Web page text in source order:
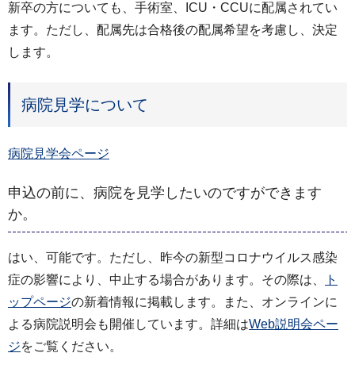
新卒の方についても、手術室、ICU・CCUに配属されてい
ます。ただし、配属先は合格後の配属希望を考慮し、決定
します。
病院見学について
病院見学会ページ
申込の前に、病院を見学したいのですができます
か。
はい、可能です。ただし、昨今の新型コロナウイルス感染
症の影響により、中止する場合があります。その際は、
ト
ップページの新着情報に掲載します。また、オンラインに
よる病院説明会も開催しています。詳細はWeb説明会ペー
ジをご覧ください。